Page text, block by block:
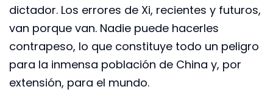
dictador. Los errores de Xi, recientes y futuros,
van porque van. Nadie puede hacerles
contrapeso, lo que constituye todo un peligro
para la inmensa población de China y, por
extensión, para el mundo.